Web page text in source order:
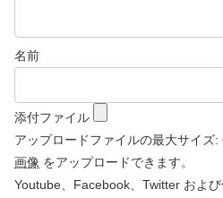
名前
添付ファイル
アップロードファイルの最大サイズ:
画像 をアップロードできます。
Youtube、Facebook、Twitter およ